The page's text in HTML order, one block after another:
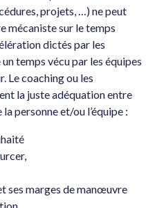
projets, …) ne peut
mécaniste sur le temps
dictés par les
temps vécu par les équipes
Le coaching ou les
la juste adéquation entre
personne et/ou l’équipe :
ses marges de manœuvre